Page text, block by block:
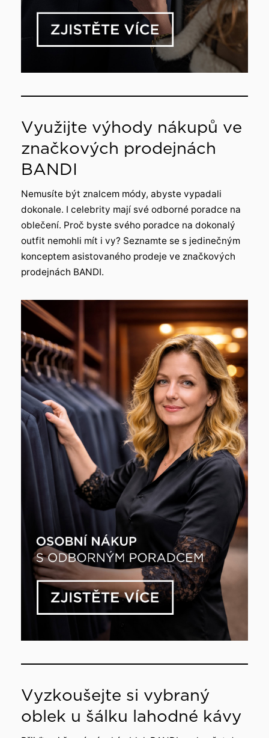
Využijte výhody nákupů ve
značkových prodejnách
BANDI
Nemusíte být znalcem módy, abyste vypadali
dokonale. I celebrity mají své odborné poradce na
oblečení. Proč byste svého poradce na dokonalý
outfit nemohli mít i vy? Seznamte se s jedinečným
konceptem asistovaného prodeje ve značkových
prodejnách BANDI.
Vyzkoušejte si vybraný
oblek u šálku lahodné kávy